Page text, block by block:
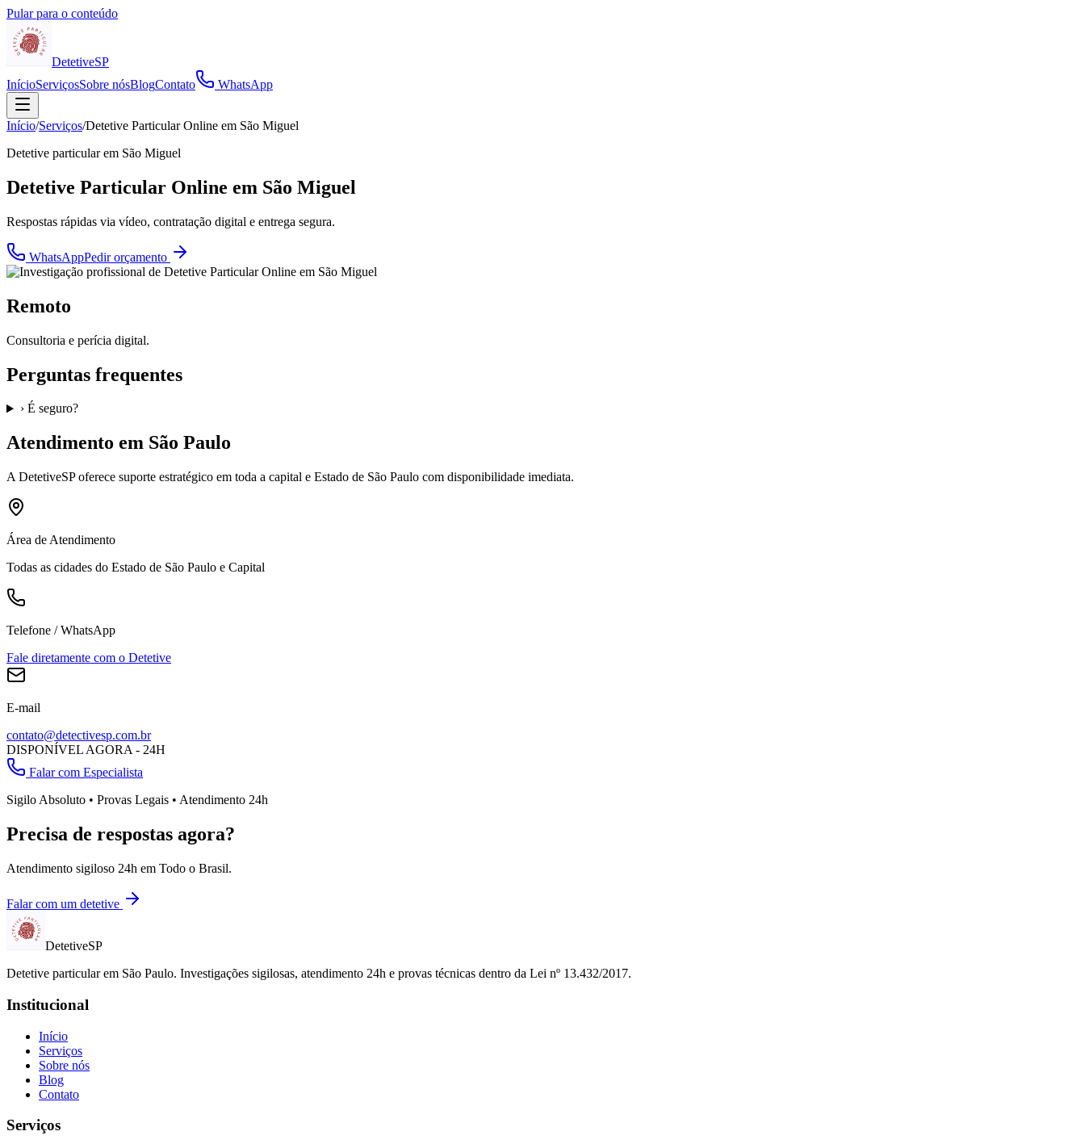
Pular para o conteúdo
DetetiveSP
InícioServiçosSobre nósBlogContato WhatsApp
Início/Serviços/Detetive Particular Online em São Miguel
Detetive particular em São Miguel
Detetive Particular Online em São Miguel
Respostas rápidas via vídeo, contratação digital e entrega segura.
WhatsAppPedir orçamento
Remoto
Consultoria e perícia digital.
Perguntas frequentes
› É seguro?
Atendimento em São Paulo
A DetetiveSPoferece suporte estratégico em toda a capital e Estado de São Paulo com disponibilidade imediata.
Área de Atendimento
Todas as cidades do Estado de São Paulo e Capital
Telefone / WhatsApp
Fale diretamente com o Detetive
E-mail
contato@detectivesp.com.br
DISPONÍVEL AGORA - 24H
Falar com Especialista
Sigilo Absoluto • Provas Legais • Atendimento 24h
Precisa de respostas agora?
Atendimento sigiloso 24h em Todo o Brasil.
Falar com um detetive
DetetiveSP
Detetive particular em São Paulo. Investigações sigilosas, atendimento 24h e provas técnicas dentro da Lei nº 13.432/2017.
Institucional
Início
Serviços
Sobre nós
Blog
Contato
Serviços